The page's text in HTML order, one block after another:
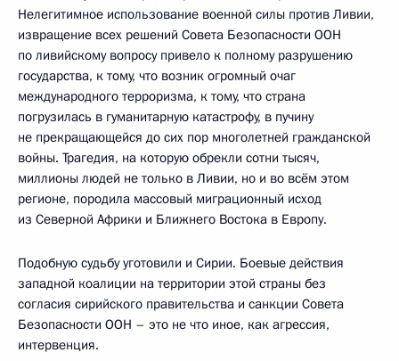
Нелегитимное использование военной силы против Ливии,
извращение всех решений Совета Безопасности ООН
по ливийскому вопросу привело к полному разрушению
государства, к тому, что возник огромный очаг
международного терроризма, к тому, что страна
погрузилась в гуманитарную катастрофу, в пучину
не прекращающейся до сих пор многолетней гражданской
войны. Трагедия, на которую обрекли сотни тысяч,
миллионы людей не только в Ливии, но и во всём этом
регионе, породила массовый миграционный исход
из Северной Африки и Ближнего Востока в Европу.
Подобную судьбу уготовили и Сирии. Боевые действия
западной коалиции на территории этой страны без
согласия сирийского правительства и санкции Совета
Безопасности ООН – это не что иное, как агрессия,
интервенция.